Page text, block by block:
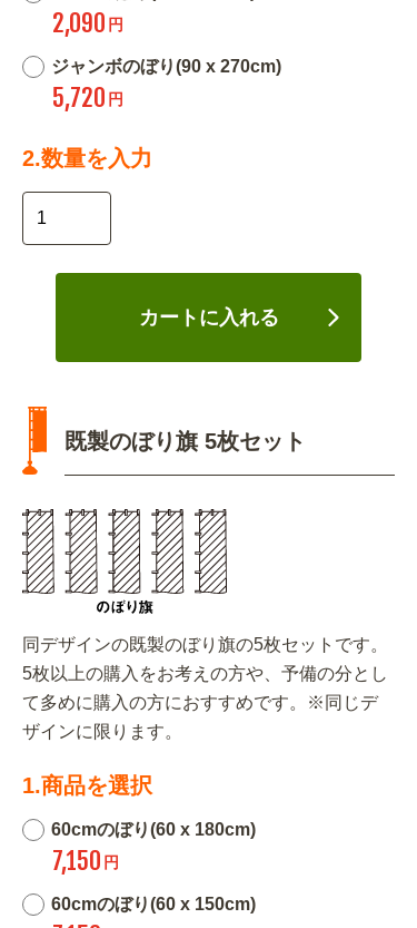
2,090 円
ジャンボのぼり(90 x 270cm)
5,720 円
2.数量を入力
カートに入れる
既製のぼり旗 5枚セット
同デザインの既製のぼり旗の5枚セットです。
5枚以上の購入をお考えの方や、予備の分とし
て多めに購入の方におすすめです。※同じデ
ザインに限ります。
1.商品を選択
60cmのぼり(60 x 180cm)
7,150 円
60cmのぼり(60 x 150cm)